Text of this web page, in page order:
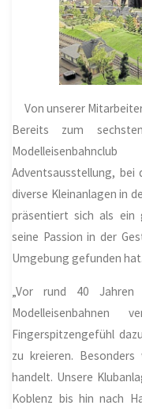
Von unserer
Bereits zum
Adventsausstellung, bei
diverse Kleinanlagen in
präsentiert sich als ein
seine Passion in der
Umgebung gefunden hat.
„Vor rund 40
Fingerspitzengefühl
zu kreieren.
handelt. Unsere
Koblenz bis hin nach